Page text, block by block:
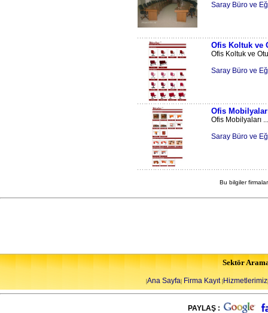
Saray Büro ve
Ofis Koltuk ve
Ofis Koltuk ve
Saray Büro ve
Ofis
Ofis Mobilyaları
Saray Büro ve
Bu bilgiler
Sektör
|Ana Sayfa| Firma Kayıt|Hizmetlerimiz|
PAYLAŞ :